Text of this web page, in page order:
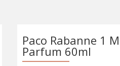
Paco Rabanne 1
Parfum 60ml